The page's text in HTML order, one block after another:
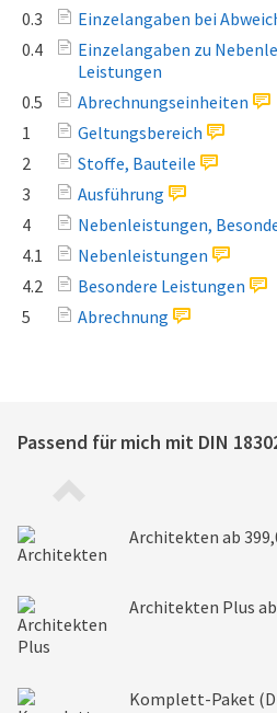
0.3
Einzelangaben bei
0.4
Einzelangaben zu
Leistungen
0.5
Abrechnungseinheiten
1
Geltungsbereich
2
Stoffe, Bauteile
3
Ausführung
4
Nebenleistungen,
4.1
Nebenleistungen
4.2
Besondere Leistungen
5
Abrechnung
Passend für mich mit DIN
Architekten ab
Architekten Plus
Komplett-Paket